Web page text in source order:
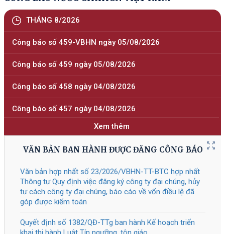
1485/QĐ-TTg
Cao Bằng nhiệm kỳ 2026 - 2031
Tài liệu đính kèm
1483/QĐ-TTg
Phê duyệt Đề án “Phát triển hệ thống
nghiệm, các phòng thí nghiệm trọng
điểm quốc gia, tập trung cho công
nghệ chiến lược"
1482/QĐ-TTg
04/08/2026
Về việc kiện toàn thành viên Ủy ban
Quốc gia về người cao tuổi Việt Nam
Tài liệu đính kèm